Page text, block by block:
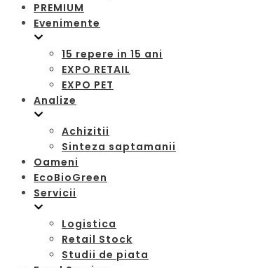
PREMIUM
Evenimente
15 repere in 15 ani
EXPO RETAIL
EXPO PET
Analize
Achizitii
Sinteza saptamanii
Oameni
EcoBioGreen
Servicii
Logistica
Retail Stock
Studii de piata